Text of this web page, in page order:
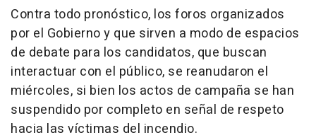
Contra todo pronóstico, los foros organizados
por el Gobierno y que sirven a modo de espacios
de debate para los candidatos, que buscan
interactuar con el público, se reanudaron el
miércoles, si bien los actos de campaña se han
suspendido por completo en señal de respeto
hacia las víctimas del incendio.